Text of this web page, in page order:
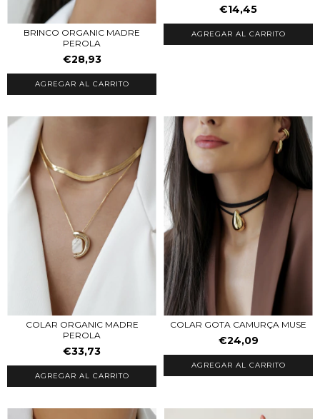
BRINCO ORGANIC MADRE
PEROLA
€28,93
€14,45
AGREGAR AL CARRITO
COLAR ORGANIC MADRE
PEROLA
€33,73
COLAR GOTA CAMURÇA MUSE
€24,09